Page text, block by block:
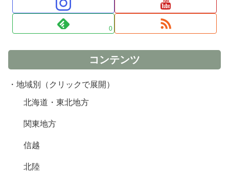
0
コンテンツ
・地域別（クリックで展開）
北海道・東北地方
関東地方
信越
北陸